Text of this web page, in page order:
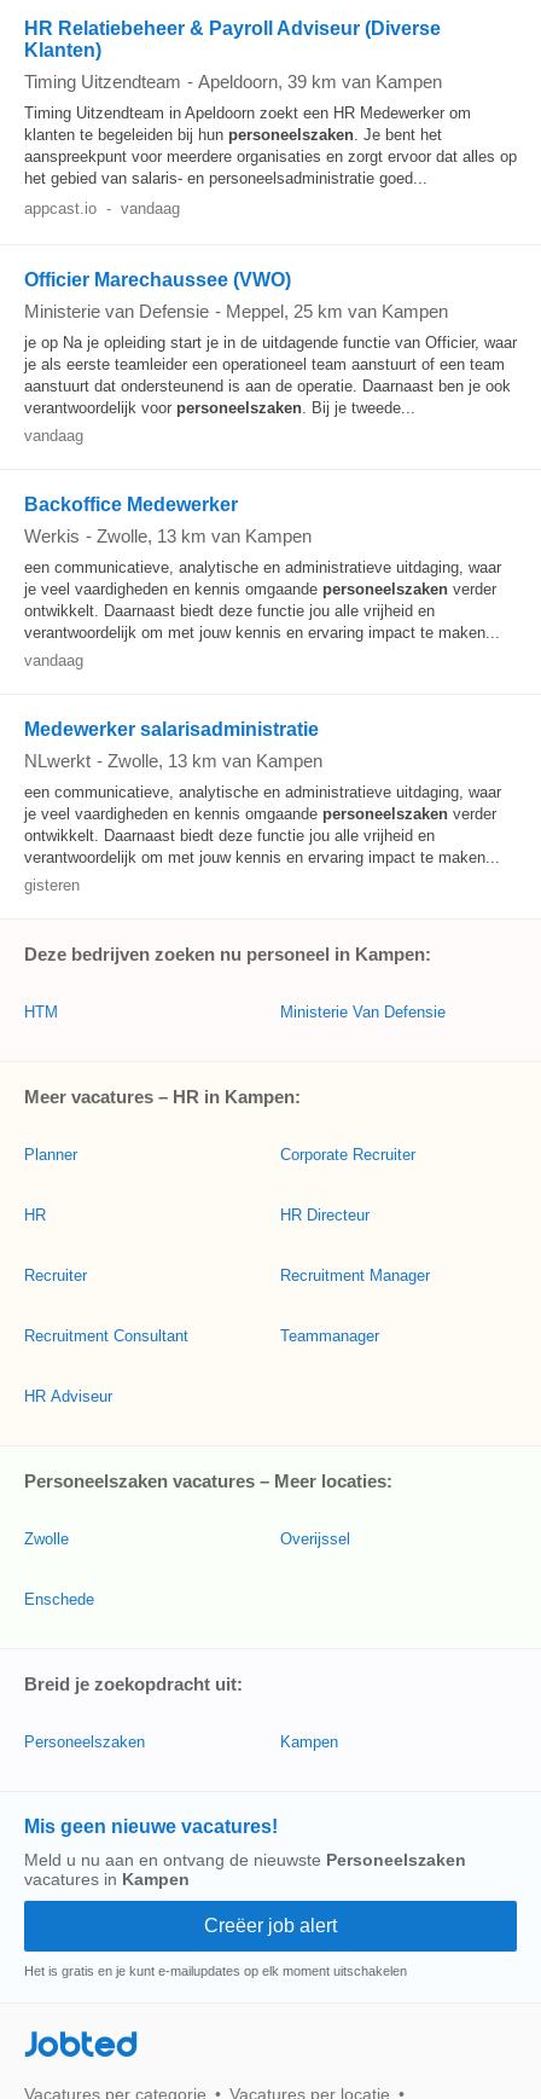
HR Relatiebeheer & Payroll Adviseur (Diverse
Klanten)
Timing Uitzendteam - Apeldoorn, 39 km van Kampen
Timing Uitzendteam in Apeldoorn zoekt een HR Medewerker om
klanten te begeleiden bij hun personeelszaken. Je bent het
aanspreekpunt voor meerdere organisaties en zorgt ervoor dat alles op
het gebied van salaris- en personeelsadministratie goed...
appcast.io - vandaag
Officier Marechaussee (VWO)
Ministerie van Defensie - Meppel, 25 km van Kampen
je op Na je opleiding start je in de uitdagende functie van Officier, waar
je als eerste teamleider een operationeel team aanstuurt of een team
aanstuurt dat ondersteunend is aan de operatie. Daarnaast ben je ook
verantwoordelijk voor personeelszaken. Bij je tweede...
vandaag
Backoffice Medewerker
Werkis - Zwolle, 13 km van Kampen
een communicatieve, analytische en administratieve uitdaging, waar
je veel vaardigheden en kennis omgaande personeelszaken verder
ontwikkelt. Daarnaast biedt deze functie jou alle vrijheid en
verantwoordelijk om met jouw kennis en ervaring impact te maken...
vandaag
Medewerker salarisadministratie
NLwerkt - Zwolle, 13 km van Kampen
een communicatieve, analytische en administratieve uitdaging, waar
je veel vaardigheden en kennis omgaande personeelszaken verder
ontwikkelt. Daarnaast biedt deze functie jou alle vrijheid en
verantwoordelijk om met jouw kennis en ervaring impact te maken...
gisteren
Deze bedrijven zoeken nu personeel in Kampen:
HTM Ministerie Van Defensie
Meer vacatures – HR in Kampen:
Planner
HR
Recruiter
Recruitment Consultant
HR Adviseur
Corporate Recruiter
HR Directeur
Recruitment Manager
Teammanager
Personeelszaken vacatures – Meer locaties:
Zwolle
Enschede
Overijssel
Breid je zoekopdracht uit:
Personeelszaken Kampen
Mis geen nieuwe vacatures!
Meld u nu aan en ontvang de nieuwste Personeelszaken
vacatures in Kampen
Het is gratis en je kunt e-mailupdates op elk moment uitschakelen
Jobted
Vacatures per categorie Vacatures per locatie